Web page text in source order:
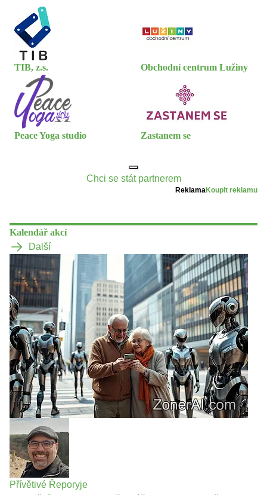
TIB, z.s. Obchodní centrum Lužiny
Peace Yoga studio Zastanem se
Chci se stát partnerem
ReklamaKoupit reklamu
Kalendář akcí
Další
Přívětivé Řeporyje